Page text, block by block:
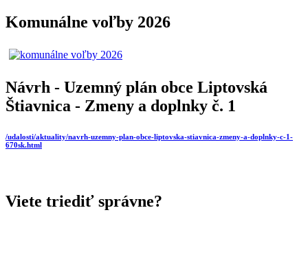
Komunálne voľby 2026
Návrh - Uzemný plán obce Liptovská
Štiavnica - Zmeny a doplnky č. 1
/udalosti/aktuality/navrh-uzemny-plan-obce-liptovska-stiavnica-zmeny-a-doplnky-c-1-
670sk.html
Viete triediť správne?